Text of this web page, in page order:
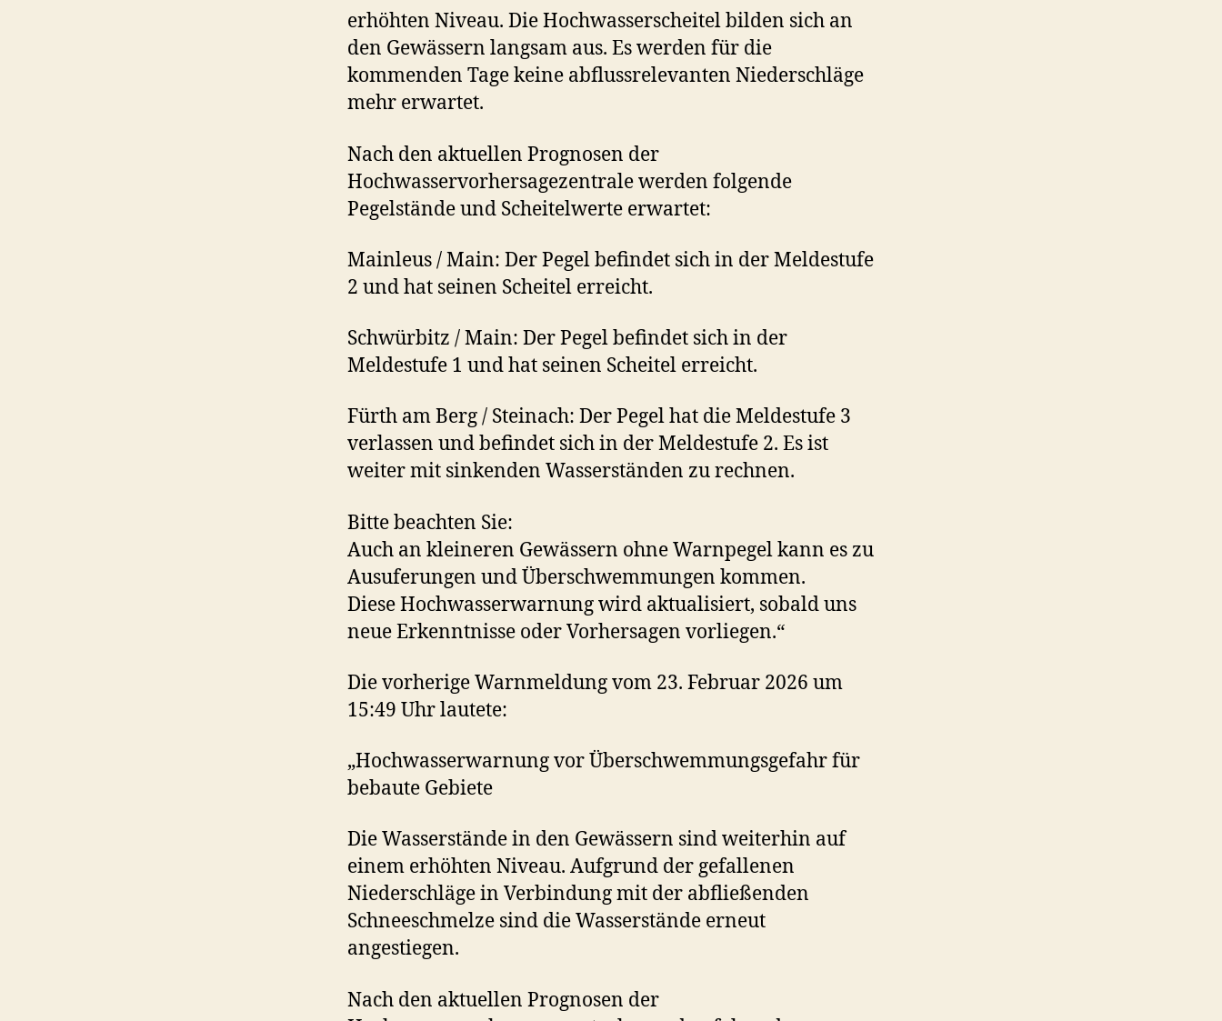
erhöhten Niveau. Die Hochwasserscheitel bilden sich an
den Gewässern langsam aus. Es werden für die
kommenden Tage keine abflussrelevanten Niederschläge
mehr erwartet.
Nach den aktuellen Prognosen der
Hochwasservorhersagezentrale werden folgende
Pegelstände und Scheitelwerte erwartet:
Mainleus / Main: Der Pegel befindet sich in der Meldestufe
2 und hat seinen Scheitel erreicht.
Schwürbitz / Main: Der Pegel befindet sich in der
Meldestufe 1 und hat seinen Scheitel erreicht.
Fürth am Berg / Steinach: Der Pegel hat die Meldestufe 3
verlassen und befindet sich in der Meldestufe 2. Es ist
weiter mit sinkenden Wasserständen zu rechnen.
Bitte beachten Sie:
Auch an kleineren Gewässern ohne Warnpegel kann es zu
Ausuferungen und Überschwemmungen kommen.
Diese Hochwasserwarnung wird aktualisiert, sobald uns
neue Erkenntnisse oder Vorhersagen vorliegen.“
Die vorherige Warnmeldung vom 23. Februar 2026 um
15:49 Uhr lautete:
„Hochwasserwarnung vor Überschwemmungsgefahr für
bebaute Gebiete
Die Wasserstände in den Gewässern sind weiterhin auf
einem erhöhten Niveau. Aufgrund der gefallenen
Niederschläge in Verbindung mit der abfließenden
Schneeschmelze sind die Wasserstände erneut
angestiegen.
Nach den aktuellen Prognosen der